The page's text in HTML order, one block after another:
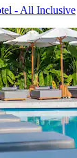
- All Inclusive